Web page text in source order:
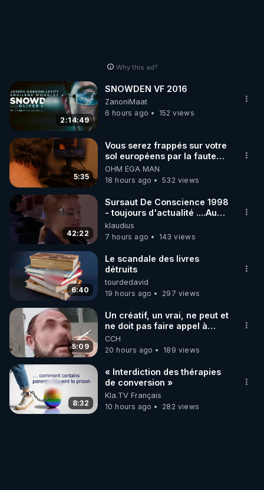
Why this ad?
2:14:49
SNOWDEN VF 2016
ZanoniMaat
6 hours ago
152 views
5:35
Vous serez frappés sur votre
sol européens par la faute
des dirigeants qui s'en
mettent dans le nez
OHM ÉGA MAN
18 hours ago
532 views
42:22
Sursaut De Conscience 1998
- toujours d'actualité ....Au
Dela Du Réel
klaudius
7 hours ago
143 views
6:40
Le scandale des livres
détruits
tourdedavid
19 hours ago
297 views
5:09
Un créatif, un vrai, ne peut et
ne doit pas faire appel à
l'intelligence artificielle
CCH
20 hours ago
189 views
8:32
« Interdiction des thérapies
de conversion »
Kla.TV Français
10 hours ago
282 views